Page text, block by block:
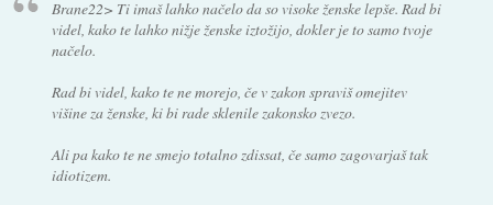
Brane22> Ti imaš lahko načelo da so visoke ženske lepše. Rad bi
videl, kako te lahko nižje ženske iztožijo, dokler je to samo tvoje
načelo.
Rad bi videl, kako te ne morejo, če v zakon spraviš omejitev
višine za ženske, ki bi rade sklenile zakonsko zvezo.
Ali pa kako te ne smejo totalno zdissat, če samo zagovarjaš tak
idiotizem.